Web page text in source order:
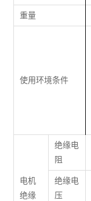
重量
使用环境条件
电机
绝缘
绝缘电
阻
绝缘电
压